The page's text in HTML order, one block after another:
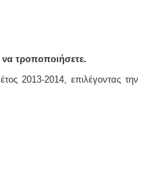
να τροποποιήσετε.
2013-2014, επιλέγοντας την